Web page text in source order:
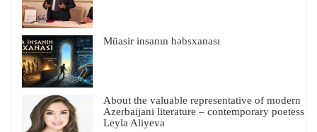
Müasir insanın həbsxanası
About the valuable representative of modern
Azerbaijani literature – contemporary poetess
Leyla Aliyeva